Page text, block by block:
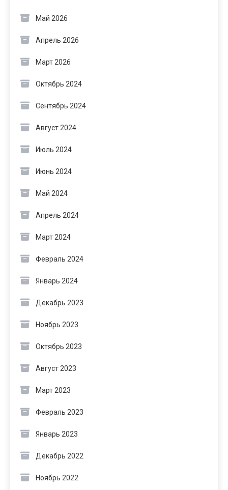
Май 2026
Апрель 2026
Март 2026
Октябрь 2024
Сентябрь 2024
Август 2024
Июль 2024
Июнь 2024
Май 2024
Апрель 2024
Март 2024
Февраль 2024
Январь 2024
Декабрь 2023
Ноябрь 2023
Октябрь 2023
Август 2023
Март 2023
Февраль 2023
Январь 2023
Декабрь 2022
Ноябрь 2022